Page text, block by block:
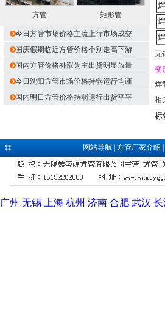
方管 矩形管
今日方管市场价格主流上行市场成交
国庆假期临近方管价格个别走高下游
国内方管价格补涨为主出货明显放量
今日沈阳方管市场价格持弱运行均谨
国内明日方管价格持弱运行出货平平
无
变
焊
相
标
网站导航| 方管厂家介绍
广州 无锡 上海 杭州 济南 合肥 武汉 长